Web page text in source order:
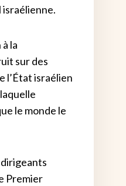
israélienne.
la
sur des
l’État israélien
le monde le
Premier